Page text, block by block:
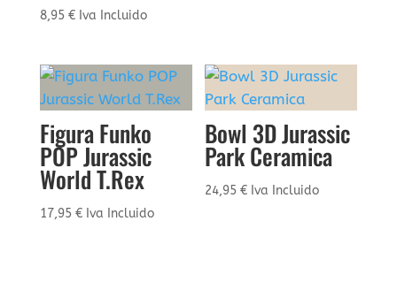
8,95 € Iva Incluido
Figura Funko
POP Jurassic
World T.Rex
17,95 € Iva Incluido
Bowl 3D Jurassic
Park Ceramica
24,95€ Iva Incluido